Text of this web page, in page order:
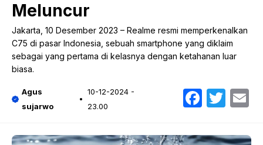
Meluncur
Jakarta, 10 Desember 2023 – Realme resmi memperkenalkan
C75 di pasar Indonesia, sebuah smartphone yang diklaim
sebagai yang pertama di kelasnya dengan ketahanan luar
biasa.
Agus
sujarwo
10-12-2024 -
23.00